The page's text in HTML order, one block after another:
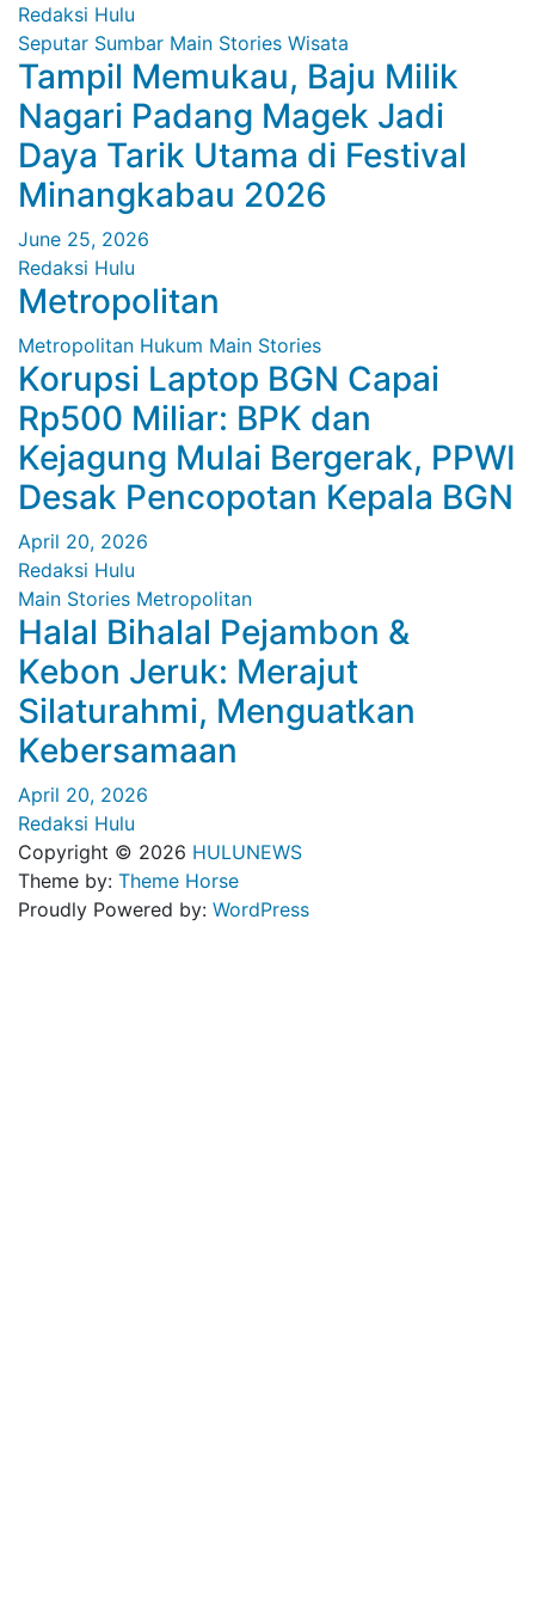
Redaksi Hulu
Seputar Sumbar Main Stories Wisata
Tampil Memukau, Baju Milik
Nagari Padang Magek Jadi
Daya Tarik Utama di Festival
Minangkabau 2026
June 25, 2026
Redaksi Hulu
Metropolitan
Metropolitan Hukum Main Stories
Korupsi Laptop BGN Capai
Rp500 Miliar: BPK dan
Kejagung Mulai Bergerak, PPWI
Desak Pencopotan Kepala BGN
April 20, 2026
Redaksi Hulu
Main Stories Metropolitan
Halal Bihalal Pejambon &
Kebon Jeruk: Merajut
Silaturahmi, Menguatkan
Kebersamaan
April 20, 2026
Redaksi Hulu
Copyright © 2026 HULUNEWS
Theme by: Theme Horse
Proudly Powered by: WordPress